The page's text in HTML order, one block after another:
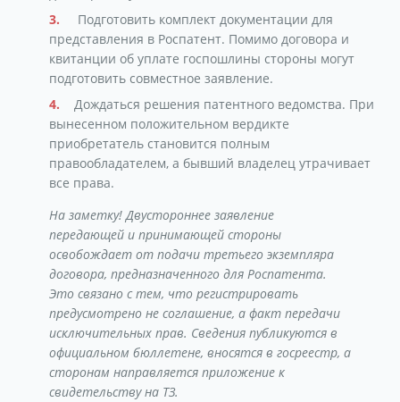
Подготовить комплект документации для
представления в Роспатент. Помимо договора и
квитанции об уплате госпошлины стороны могут
подготовить совместное заявление.
Дождаться решения патентного ведомства. При
вынесенном положительном вердикте
приобретатель становится полным
правообладателем, а бывший владелец утрачивает
все права.
На заметку! Двустороннее заявление
передающей и принимающей стороны
освобождает от подачи третьего экземпляра
договора, предназначенного для Роспатента.
Это связано с тем, что регистрировать
предусмотрено не соглашение, а факт передачи
исключительных прав. Сведения публикуются в
официальном бюллетене, вносятся в госреестр, а
сторонам направляется приложение к
свидетельству на ТЗ.